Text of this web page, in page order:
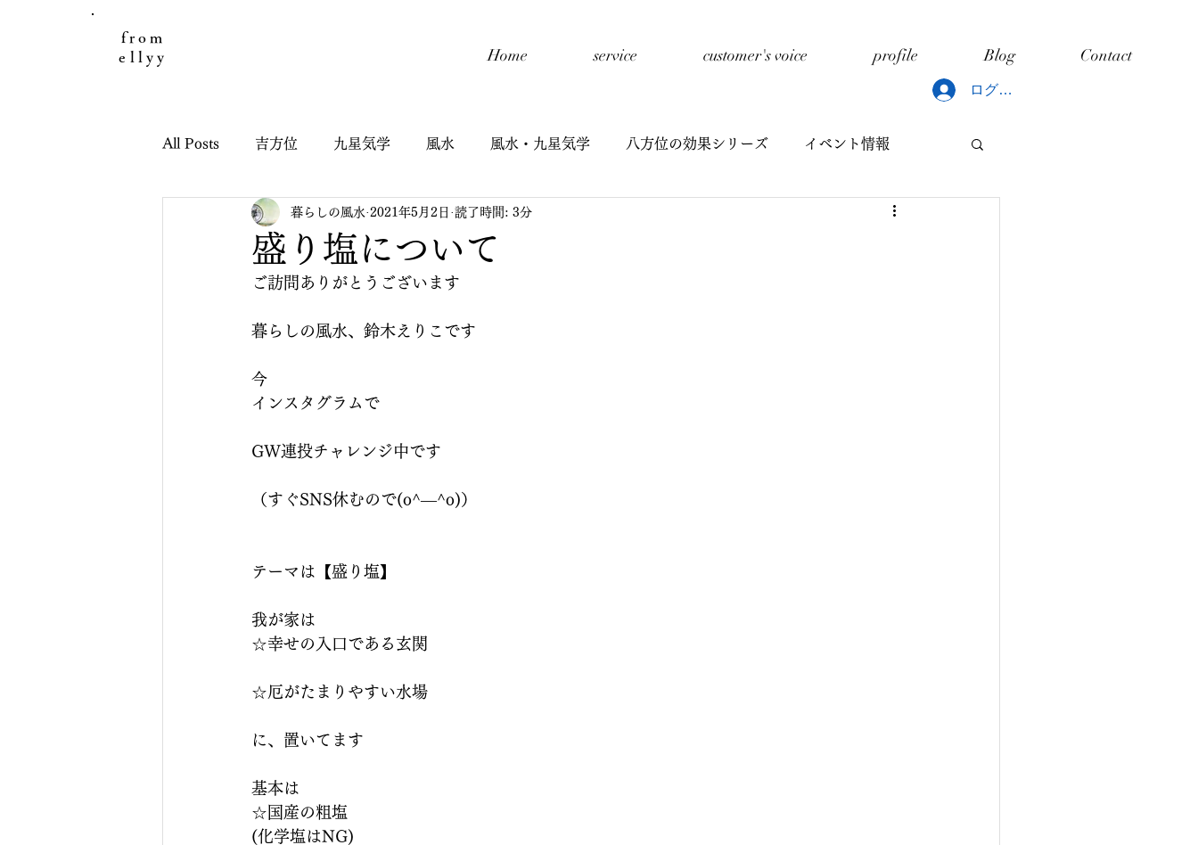
from
ellyy
Home service customer's voice profile Blog Contact
ログイン
All Posts 吉方位 九星気学 風水 風水・九星気学 八方位の効果シリーズ イベント情報
日々のこと お客様の声 開催報告 禅タロットセッション
引っ越し鑑定 子どもと九星氣学
盛り塩について
暮らしの風水 2021年5月2日 読了時間: 3分
ご訪問ありがとうございます
暮らしの風水、鈴木えりこです
今
インスタグラムで
GW連投チャレンジ中です
（すぐSNS休むので(o^―^o)）
テーマは【盛り塩】
我が家は
☆幸せの入口である玄関
☆厄がたまりやすい水場
に、置いてます
基本は
☆国産の粗塩
(化学塩はNG)